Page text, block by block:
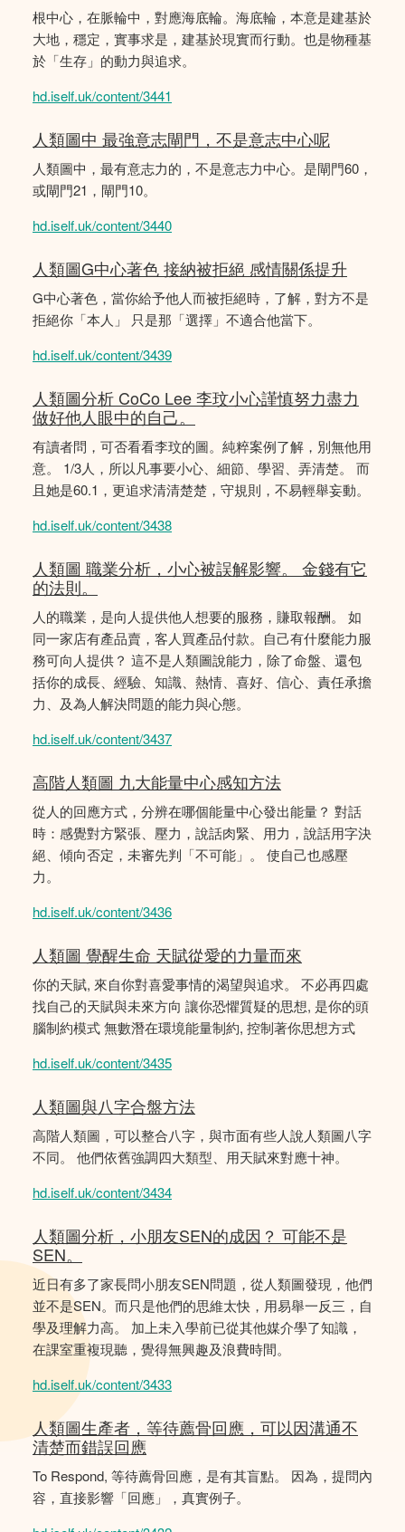
根中心，在脈輪中，對應海底輪。海底輪，本意是建基於
大地，穩定，實事求是，建基於現實而行動。也是物種基
於「生存」的動力與追求。
hd.iself.uk/content/3441
人類圖中 最強意志閘門，不是意志中心呢
人類圖中，最有意志力的，不是意志力中心。是閘門60，
或閘門21，閘門10。
hd.iself.uk/content/3440
人類圖G中心著色 接納被拒絕 感情關係提升
G中心著色，當你給予他人而被拒絕時，了解，對方不是
拒絕你「本人」 只是那「選擇」不適合他當下。
hd.iself.uk/content/3439
人類圖分析 CoCo Lee 李玟小心謹慎努力盡力
做好他人眼中的自己。
有讀者問，可否看看李玟的圖。純粹案例了解，別無他用
意。 1/3人，所以凡事要小心、細節、學習、弄清楚。 而
且她是60.1，更追求清清楚楚，守規則，不易輕舉妄動。
hd.iself.uk/content/3438
人類圖 職業分析，小心被誤解影響。 金錢有它
的法則。
人的職業，是向人提供他人想要的服務，賺取報酬。 如
同一家店有產品賣，客人買產品付款。自己有什麼能力服
務可向人提供？ 這不是人類圖說能力，除了命盤、還包
括你的成長、經驗、知識、熱情、喜好、信心、責任承擔
力、及為人解決問題的能力與心態。
hd.iself.uk/content/3437
高階人類圖 九大能量中心感知方法
從人的回應方式，分辨在哪個能量中心發出能量？ 對話
時：感覺對方緊張、壓力，說話肉緊、用力，說話用字決
絕、傾向否定，未審先判「不可能」。 使自己也感壓
力。
hd.iself.uk/content/3436
人類圖 覺醒生命 天賦從愛的力量而來
你的天賦, 來自你對喜愛事情的渴望與追求。 不必再四處
找自己的天賦與未來方向 讓你恐懼質疑的思想, 是你的頭
腦制約模式 無數潛在環境能量制約, 控制著你思想方式
hd.iself.uk/content/3435
人類圖與八字合盤方法
高階人類圖，可以整合八字，與市面有些人說人類圖八字
不同。 他們依舊強調四大類型、用天賦來對應十神。
hd.iself.uk/content/3434
人類圖分析，小朋友SEN的成因？ 可能不是
SEN。
近日有多了家長問小朋友SEN問題，從人類圖發現，他們
並不是SEN。而只是他們的思維太快，用易舉一反三，自
學及理解力高。 加上未入學前已從其他媒介學了知識，
在課室重複現聽，覺得無興趣及浪費時間。
hd.iself.uk/content/3433
人類圖生產者，等待薦骨回應，可以因溝通不
清楚而錯誤回應
To Respond, 等待薦骨回應，是有其盲點。 因為，提問內
容，直接影響「回應」，真實例子。